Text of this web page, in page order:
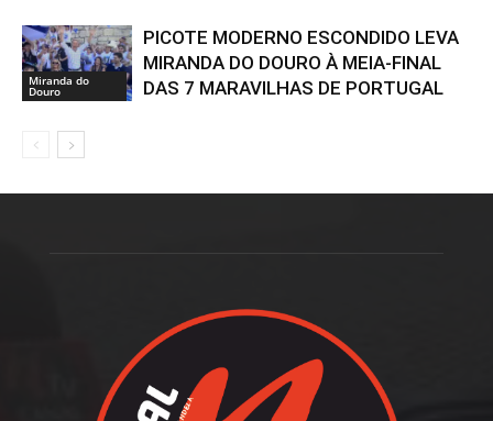
Miranda do
Douro
PICOTE MODERNO ESCONDIDO LEVA
MIRANDA DO DOURO À MEIA-FINAL
DAS 7 MARAVILHAS DE PORTUGAL